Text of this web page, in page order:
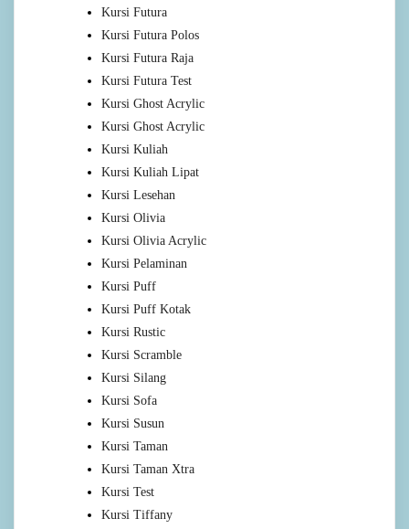
Kursi Futura
Kursi Futura Polos
Kursi Futura Raja
Kursi Futura Test
Kursi Ghost Acrylic
Kursi Ghost Acrylic
Kursi Kuliah
Kursi Kuliah Lipat
Kursi Lesehan
Kursi Olivia
Kursi Olivia Acrylic
Kursi Pelaminan
Kursi Puff
Kursi Puff Kotak
Kursi Rustic
Kursi Scramble
Kursi Silang
Kursi Sofa
Kursi Susun
Kursi Taman
Kursi Taman Xtra
Kursi Test
Kursi Tiffany